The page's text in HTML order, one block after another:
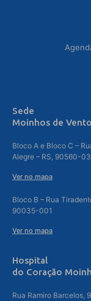
Sede
Moinhos de Vento
Bloco A e Bloco C –
Alegre – RS, 90560-
Ver no mapa
Bloco B – Rua
90035-001
Ver no mapa
Hospital
do Coração
Rua Ramiro Barcelos,